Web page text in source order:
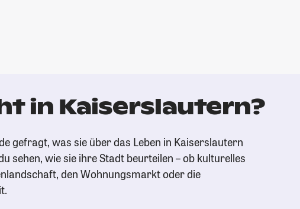
in Kaiserslautern?
gefragt, was sie über das Leben in Kaiserslautern
sehen, wie sie ihre Stadt beurteilen – ob kulturelles
den Wohnungsmarkt oder die